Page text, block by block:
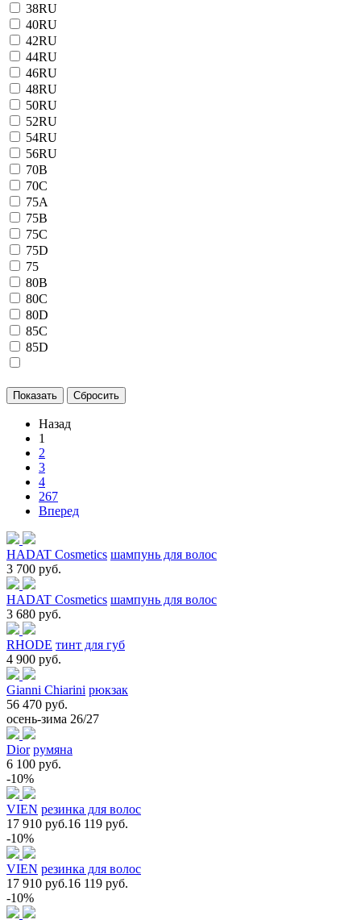
38RU
40RU
42RU
44RU
46RU
48RU
50RU
52RU
54RU
56RU
70B
70C
75A
75B
75C
75D
75
80B
80C
80D
85C
85D
Назад
1
2
3
4
267
Вперед
HADAT Cosmetics шампунь для волос
3 700 руб.
HADAT Cosmetics шампунь для волос
3 680 руб.
RHODE тинт для губ
4 900 руб.
Gianni Chiarini рюкзак
56 470 руб.
осень-зима 26/27
Dior румяна
6 100 руб.
-10%
VIEN резинка для волос
17 910 руб.16 119 руб.
-10%
VIEN резинка для волос
17 910 руб.16 119 руб.
-10%